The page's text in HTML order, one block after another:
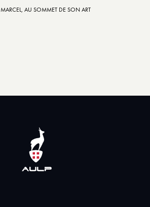
MARCEL, AU SOMMET DE SON ART